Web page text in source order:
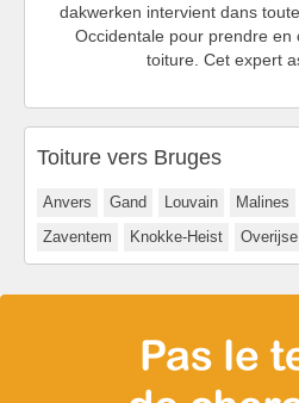
dakwerken intervient dans
Occidentale pour prendre en
toiture. Cet expert
Toiture vers Bruges
Anvers Gand Louvain Malines
Zaventem
Knokke-Heist Overijse